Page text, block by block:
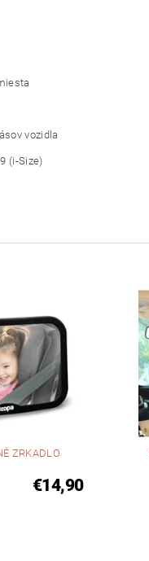
vozidla
(i-Size)
ZRKADLO
€14,90